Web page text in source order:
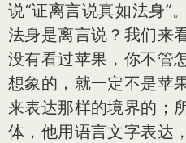
说“证离言说真如法身”
法身是离言说？我们来
没有看过苹果，你不管
想象的，就一定不是苹
来表达那样的境界的；
体，他用语言文字表达